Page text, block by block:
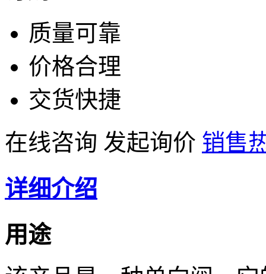
质量可靠
价格合理
交货快捷
在线咨询 发起询价 销售
详细介绍
用途